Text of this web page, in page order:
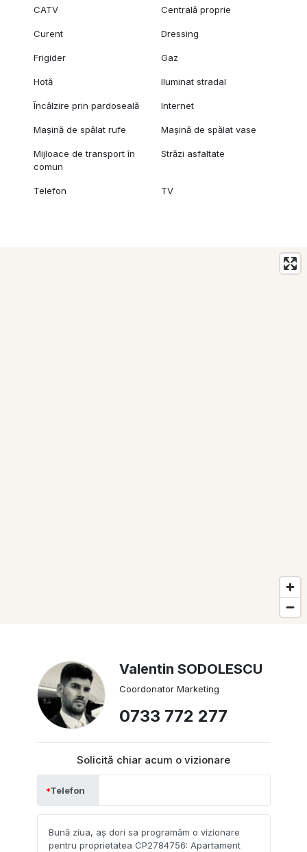
CATV Centrală proprie
Curent Dressing
Frigider Gaz
Hotă Iluminat stradal
Încălzire prin pardoseală Internet
Mașină de spălat rufe Mașină de spălat vase
Mijloace de transport în
comun
Străzi asfaltate
Telefon TV
Valentin SODOLESCU
Coordonator Marketing
0733 772 277
Solicită chiar acum o vizionare
Telefon